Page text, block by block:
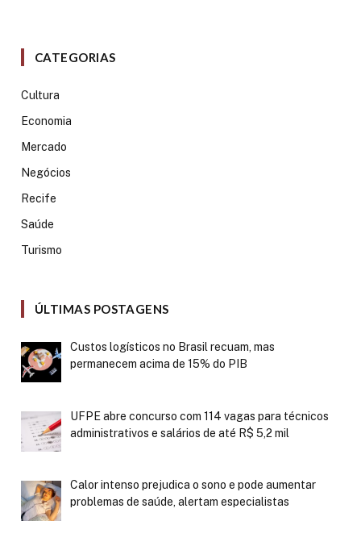
CATEGORIAS
Cultura
Economia
Mercado
Negócios
Recife
Saúde
Turismo
ÚLTIMAS POSTAGENS
Custos logísticos no Brasil recuam, mas
permanecem acima de 15% do PIB
UFPE abre concurso com 114 vagas para técnicos
administrativos e salários de até R$ 5,2 mil
Calor intenso prejudica o sono e pode aumentar
problemas de saúde, alertam especialistas